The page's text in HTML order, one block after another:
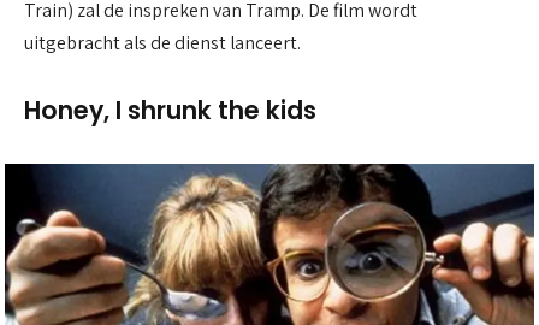
Train) zal de inspreken van Tramp. De film wordt
uitgebracht als de dienst lanceert.
Honey, I shrunk the kids